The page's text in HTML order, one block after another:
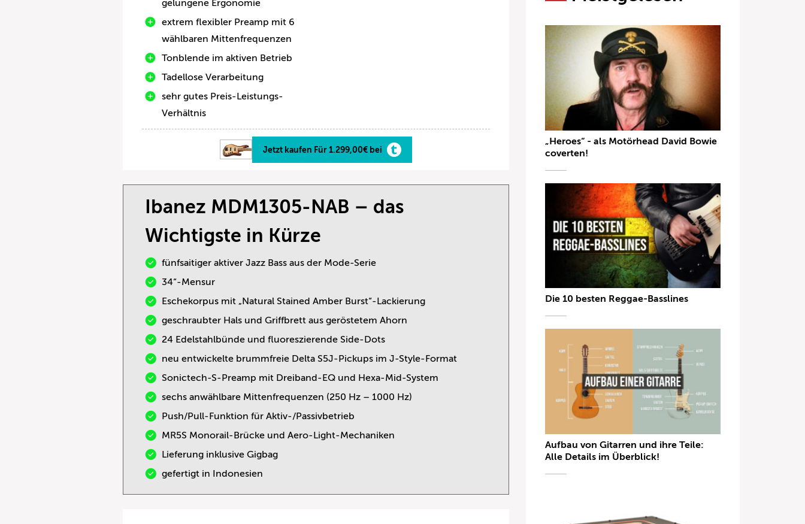
gelungene Ergonomie
extrem flexibler Preamp mit 6
wählbaren Mittenfrequenzen
Tonblende im aktiven Betrieb
Tadellose Verarbeitung
sehr gutes Preis-Leistungs-
Verhältnis
Jetzt kaufen Für 1.299,00€ bei
Ibanez MDM1305-NAB – das
Wichtigste in Kürze
fünfsaitiger aktiver Jazz Bass aus der Mode-Serie
34“-Mensur
Eschekorpus mit „Natural Stained Amber Burst“-Lackierung
geschraubter Hals und Griffbrett aus geröstetem Ahorn
24 Edelstahlbünde und fluoreszierende Side-Dots
neu entwickelte brummfreie Delta S5J-Pickups im J-Style-Format
Sonictech-S-Preamp mit Dreiband-EQ und Hexa-Mid-System
sechs anwählbare Mittenfrequenzen (250 Hz – 1000 Hz)
Push/Pull-Funktion für Aktiv-/Passivbetrieb
MR5S Monorail-Brücke und Aero-Light-Mechaniken
Lieferung inklusive Gigbag
gefertigt in Indonesien
„Heroes“ - als Motörhead David Bowie
coverten!
Die 10 besten Reggae-Basslines
Aufbau von Gitarren und ihre Teile:
Alle Details im Überblick!